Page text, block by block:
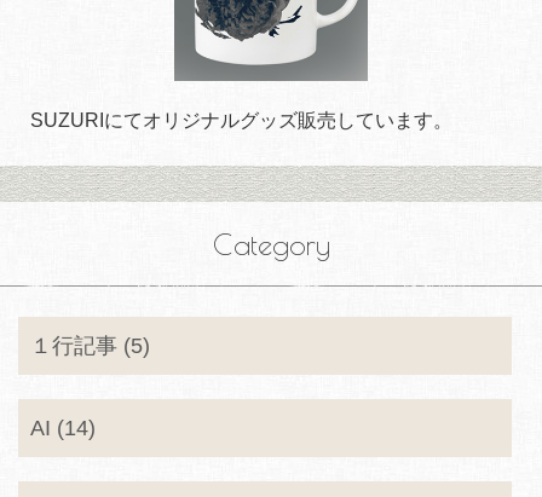
SUZURIにてオリジナルグッズ販売しています。
Category
１行記事 (5)
AI (14)